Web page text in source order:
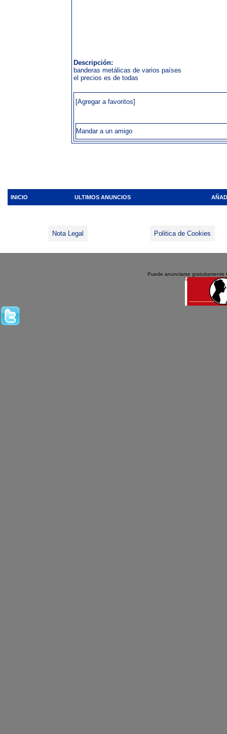
Descripción:
banderas metálicas de varios países
el precios es de todas
[Agregar a favoritos]
Mandar a un amigo
INICIO ULTIMOS ANUNCIOS
Nota Legal Politica de Cookies
Puede anunciarse